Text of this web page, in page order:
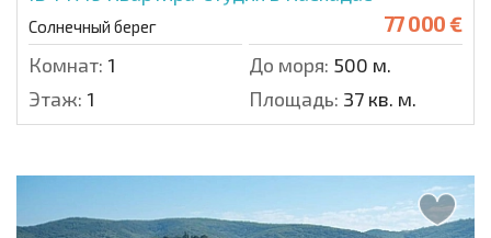
Солнечный берег 77 000 €
Комнат: 1 До моря: 500 м.
Этаж: 1 Площадь: 37 кв. м.